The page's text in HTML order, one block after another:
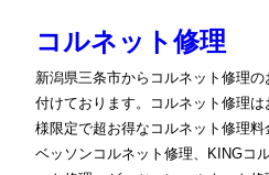
コルネット修理
新潟県三条市からコルネット修理
付けております。コルネット修理
様限定で超お得なコルネット修理料
ベッソンコルネット修理、KINGコ